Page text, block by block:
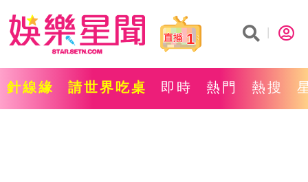
1
針線緣 請世界吃桌 即時 熱門 熱搜